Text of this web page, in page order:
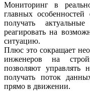
Мониторинг в
главных
получать
реагировать на
ситуацию.
Плюс это сокращает
инженеров на
позволяют управлять
получать поток
прямо в движении.